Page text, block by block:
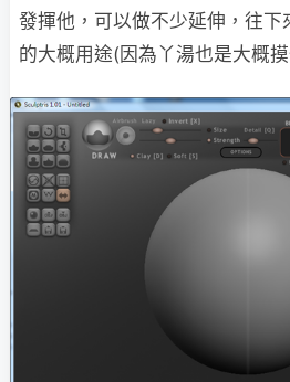
發揮他，可以做不少延伸，往下
的大概用途(因為丫湯也是大概摸